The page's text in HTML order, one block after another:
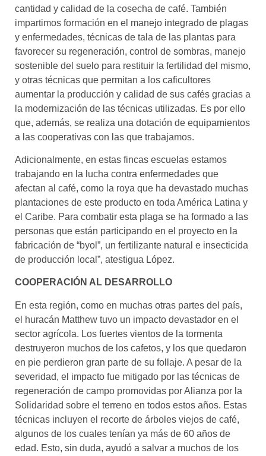
cantidad y calidad de la cosecha de café. También
impartimos formación en el manejo integrado de plagas
y enfermedades, técnicas de tala de las plantas para
favorecer su regeneración, control de sombras, manejo
sostenible del suelo para restituir la fertilidad del mismo,
y otras técnicas que permitan a los caficultores
aumentar la producción y calidad de sus cafés gracias a
la modernización de las técnicas utilizadas. Es por ello
que, además, se realiza una dotación de equipamientos
a las cooperativas con las que trabajamos.
Adicionalmente, en estas fincas escuelas estamos
trabajando en la lucha contra enfermedades que
afectan al café, como la roya que ha devastado muchas
plantaciones de este producto en toda América Latina y
el Caribe. Para combatir esta plaga se ha formado a las
personas que están participando en el proyecto en la
fabricación de “byol”, un fertilizante natural e insecticida
de producción local”, atestigua López.
COOPERACIÓN AL DESARROLLO
En esta región, como en muchas otras partes del país,
el huracán Matthew tuvo un impacto devastador en el
sector agrícola. Los fuertes vientos de la tormenta
destruyeron muchos de los cafetos, y los que quedaron
en pie perdieron gran parte de su follaje. A pesar de la
severidad, el impacto fue mitigado por las técnicas de
regeneración de campo promovidas por Alianza por la
Solidaridad sobre el terreno en todos estos años. Estas
técnicas incluyen el recorte de árboles viejos de café,
algunos de los cuales tenían ya más de 60 años de
edad. Esto, sin duda, ayudó a salvar a muchos de los